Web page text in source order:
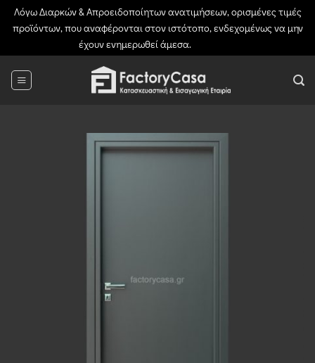
Λόγω Διαρκών & Απροειδοποίητων ανατιμήσεων, ορισμένες τιμές
προϊόντων, που αναφέρονται στον ιστότοπο, ενδεχομένως να μην
έχουν ενημερωθεί άμεσα.